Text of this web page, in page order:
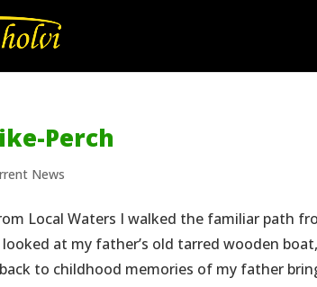
Perch
News
Local Waters I walked the familiar path
at my father’s old tarred wooden
to childhood memories of my father